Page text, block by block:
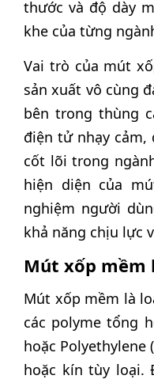
thước và độ dày
khe của từng
Vai trò của mút
sản xuất vô cùng
bên trong thùng
điện tử nhạy cảm,
cốt lõi trong
hiện diện của
nghiệm người
khả năng chịu lực
Mút xốp mềm
Mút xốp mềm là
các polyme tổng
hoặc Polyethylene
hoặc kín tùy loại.